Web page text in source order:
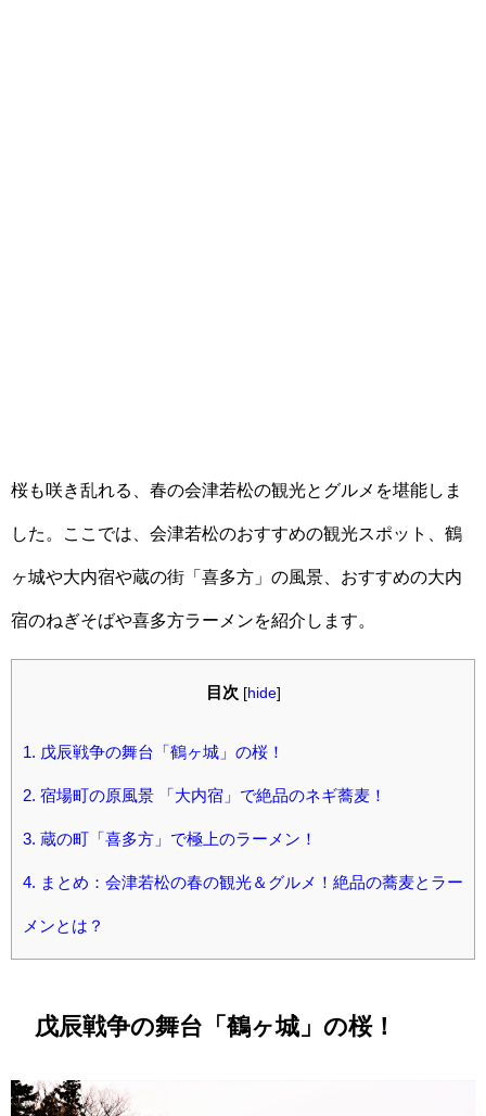
桜も咲き乱れる、春の会津若松の観光とグルメを堪能しま
した。ここでは、会津若松のおすすめの観光スポット、鶴
ヶ城や大内宿や蔵の街「喜多方」の風景、おすすめの大内
宿のねぎそばや喜多方ラーメンを紹介します。
目次 [hide]
1. 戊辰戦争の舞台「鶴ヶ城」の桜！
2. 宿場町の原風景 「大内宿」で絶品のネギ蕎麦！
3. 蔵の町「喜多方」で極上のラーメン！
4. まとめ：会津若松の春の観光＆グルメ！絶品の蕎麦とラー
メンとは？
戊辰戦争の舞台「鶴ヶ城」の桜！